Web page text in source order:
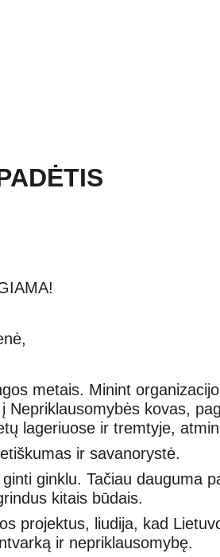
metais. Minint
Nepriklausomybės kovas,
lageriuose ir tremtyje,
ir savanorystė.
ginklu. Tačiau dauguma
kitais būdais.
projektus, liudija, kad
ir nepriklausomybę.